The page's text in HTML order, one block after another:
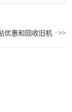
优惠和回收旧机